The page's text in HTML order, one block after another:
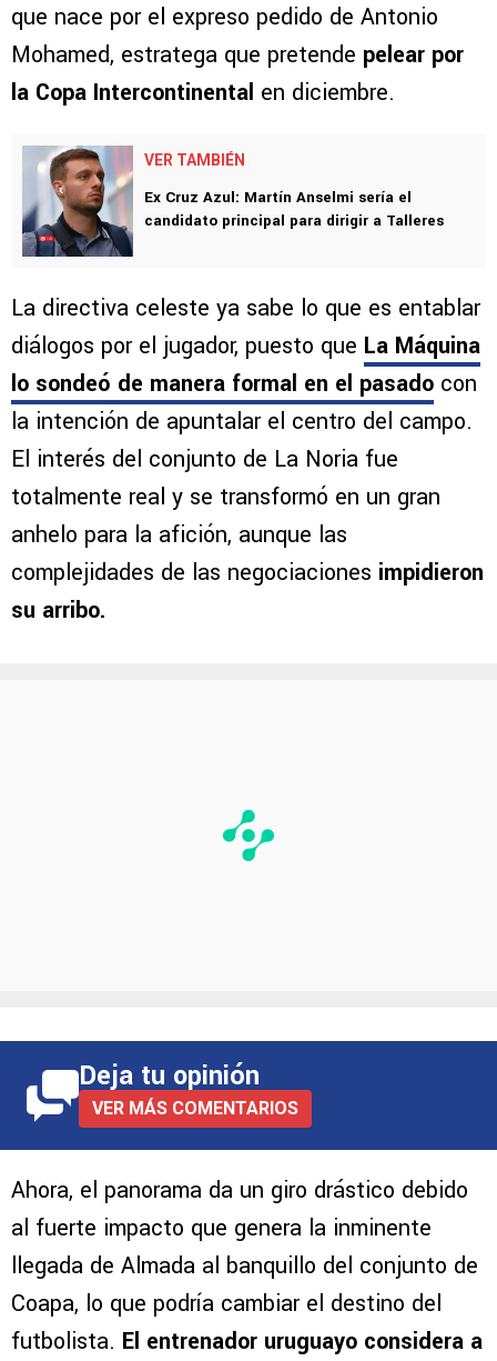
que nace por el expreso pedido de Antonio
Mohamed, estratega que pretende pelear por
la Copa Intercontinental en diciembre.
VER TAMBIÉN
Ex Cruz Azul: Martín Anselmi sería el
candidato principal para dirigir a Talleres
La directiva celeste ya sabe lo que es entablar
diálogos por el jugador, puesto que La Máquina
lo sondeó de manera formal en el pasado con
la intención de apuntalar el centro del campo.
El interés del conjunto de La Noria fue
totalmente real y se transformó en un gran
anhelo para la afición, aunque las
complejidades de las negociaciones impidieron
su arribo.
Deja tu opinión
VER MÁS COMENTARIOS
Ahora, el panorama da un giro drástico debido
al fuerte impacto que genera la inminente
llegada de Almada al banquillo del conjunto de
Coapa, lo que podría cambiar el destino del
futbolista. El entrenador uruguayo considera a